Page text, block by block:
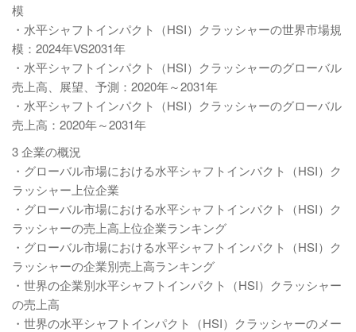
模
・水平シャフトインパクト（HSI）クラッシャーの世界市場規
模：2024年VS2031年
・水平シャフトインパクト（HSI）クラッシャーのグローバル
売上高、展望、予測：2020年～2031年
・水平シャフトインパクト（HSI）クラッシャーのグローバル
売上高：2020年～2031年
3 企業の概況
・グローバル市場における水平シャフトインパクト（HSI）ク
ラッシャー上位企業
・グローバル市場における水平シャフトインパクト（HSI）ク
ラッシャーの売上高上位企業ランキング
・グローバル市場における水平シャフトインパクト（HSI）ク
ラッシャーの企業別売上高ランキング
・世界の企業別水平シャフトインパクト（HSI）クラッシャー
の売上高
・世界の水平シャフトインパクト（HSI）クラッシャーのメー